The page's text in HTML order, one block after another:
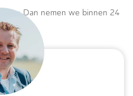
Dan nemen we binnen 24